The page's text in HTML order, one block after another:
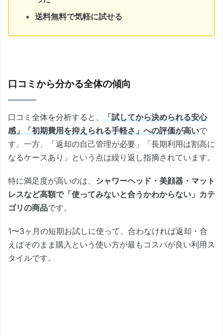
送料無料で気軽に試せる
口コミから分かる全体の傾向
口コミ全体を分析すると、 「試してから決められる安心
感」「初期費用を抑えられる手軽さ」への評価が高いで
す。一方、「返却の自己管理が必要」「長期利用は割高に
なるケースあり」という点は繰り返し指摘されています。
特に満足度が高いのは、 シャワーヘッド・美顔器・マット
レスなど高額で「使ってみないと合うかわからない」カテ
ゴリの商品です。
1〜3ヶ月の短期お試しに使って、合わなければ返却・合
えばそのまま購入という使い方が最もコスパが良い利用ス
タイルです。